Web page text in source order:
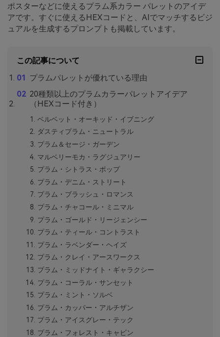
ポスターなどに使えるプラム系カラー パレットのアイデ
アです。すぐに使えるHEXコードと、AIでマッチするビジ
ュアルを生成するプロンプトも掲載しています。
この記事について
プラムパレットが優れている理由
20種類以上のプラムカラーパレットアイデア
（HEXコード付き）
ベルベット・オーキッド・イブニング
ダスティプラム・ニュートラル
プラム＆セージ・ガーデン
マルベリーモカ・ラグジュアリー
プラム・シトラス・ポップ
プラム・デニム・ストリート
プラム・ブラッシュ・ロマンス
プラム・チャコール・ミニマル
プラム・ゴールド・リージェンシー
プラム・ティール・コントラスト
プラム・ラベンダー・ヘイズ
プラム・クレイ・アースワークス
プラム・ミッドナイト・ギャラクシー
プラム・コーラル・サンセット
プラム・ミント・ソルベ
プラム・カッパー・アルチザン
プラム・アイスグレー・テック
プラム・フォレスト・キャビン